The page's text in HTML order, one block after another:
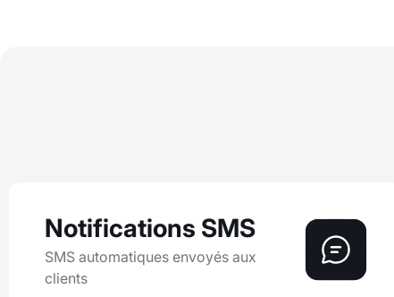
Notifications SMS
SMS automatiques envoyés aux
clients